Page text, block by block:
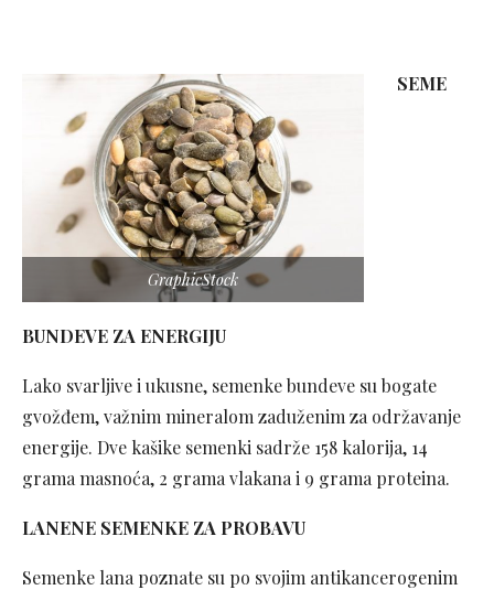
GraphicStock
SEME
BUNDEVE ZA ENERGIJU
Lako svarljive i ukusne, semenke bundeve su bogate
gvožđem, važnim mineralom zaduženim za održavanje
energije. Dve kašike semenki sadrže 158 kalorija, 14
grama masnoća, 2 grama vlakana i 9 grama proteina.
LANENE SEMENKE ZA PROBAVU
Semenke lana poznate su po svojim antikancerogenim